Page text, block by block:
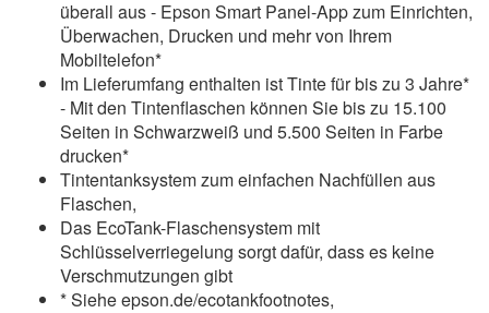
überall aus - Epson Smart Panel-App zum Einrichten,
Überwachen, Drucken und mehr von Ihrem
Mobiltelefon*
Im Lieferumfang enthalten ist Tinte für bis zu 3 Jahre*
- Mit den Tintenflaschen können Sie bis zu 15.100
Seiten in Schwarzweiß und 5.500 Seiten in Farbe
drucken*
Tintentanksystem zum einfachen Nachfüllen aus
Flaschen,
Das EcoTank-Flaschensystem mit
Schlüsselverriegelung sorgt dafür, dass es keine
Verschmutzungen gibt
* Siehe epson.de/ecotankfootnotes,